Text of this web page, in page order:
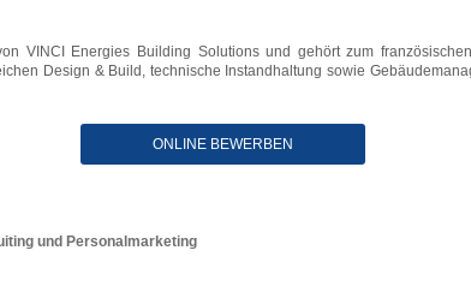
VINCI Energies Building Solutions und gehört zum
Design & Build, technische Instandhaltung sowie
ONLINE BEWERBEN
und Personalmarketing